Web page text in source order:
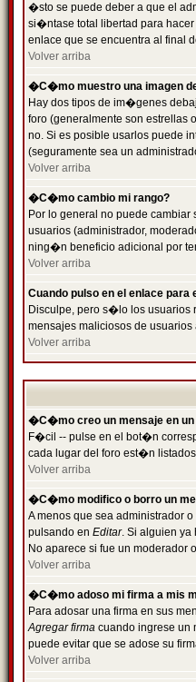
�sto se puede deber a que el
si�ntase total libertad para
enlace que se encuentra al final
Volver arriba
�C�mo muestro una imagen
Hay dos tipos de im�genes
foro (generalmente son estrellas
no. Si es posible usarlos puede
(seguramente sea un
Volver arriba
�C�mo cambio mi rango?
Por lo general no puede
usuarios (administrador,
ning�n beneficio adicional por
Volver arriba
Cuando pulso en el enlace
Disculpe, pero s�lo los usuarios
mensajes maliciosos de
Volver arriba
�C�mo creo un mensaje en un
F�cil -- pulse en el bot�n
cada lugar del foro est�n
Volver arriba
�C�mo modifico o borro un
A menos que sea administrador
pulsando en Editar. Si alguien ya
No aparece si fue un moderador
Volver arriba
�C�mo adoso mi firma a mis
Para adosar una firma en sus
Agregar firma cuando ingrese un
puede evitar que se adose su
Volver arriba